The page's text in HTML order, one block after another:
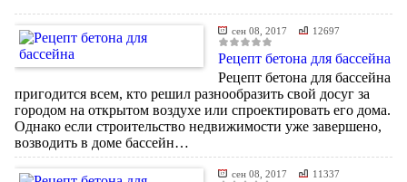
сен 08, 2017 12697
Рецепт бетона для бассейна
Рецепт бетона для бассейна
пригодится всем, кто решил разнообразить свой досуг за
городом на открытом воздухе или спроектировать его дома.
Однако если строительство недвижимости уже завершено,
возводить в доме бассейн…
сен 08, 2017 11337